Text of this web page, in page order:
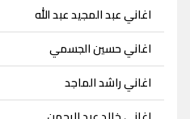
اغاني عبد المجيد عبد الله
اغاني حسين الجسمي
اغاني راشد الماجد